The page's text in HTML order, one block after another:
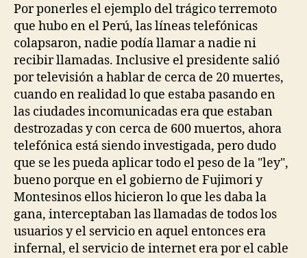
Por ponerles el ejemplo del trágico terremoto
que hubo en el Perú, las líneas telefónicas
colapsaron, nadie podía llamar a nadie ni
recibir llamadas. Inclusive el presidente salió
por televisión a hablar de cerca de 20 muertes,
cuando en realidad lo que estaba pasando en
las ciudades incomunicadas era que estaban
destrozadas y con cerca de 600 muertos, ahora
telefónica está siendo investigada, pero dudo
que se les pueda aplicar todo el peso de la "ley",
bueno porque en el gobierno de Fujimori y
Montesinos ellos hicieron lo que les daba la
gana, interceptaban las llamadas de todos los
usuarios y el servicio en aquel entonces era
infernal, el servicio de internet era por el cable